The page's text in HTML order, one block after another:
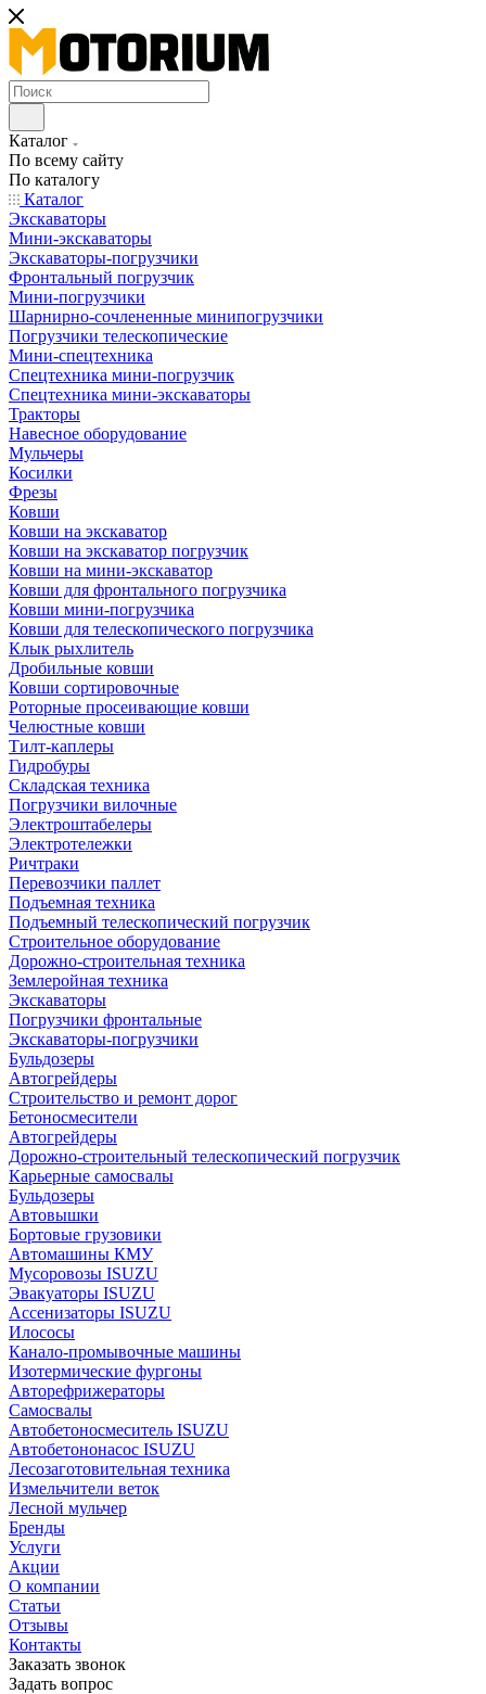
Каталог
По всему сайту
По каталогу
Каталог
Экскаваторы
Мини-экскаваторы
Экскаваторы-погрузчики
Фронтальный погрузчик
Мини-погрузчики
Шарнирно-сочлененные минипогрузчики
Погрузчики телескопические
Мини-спецтехника
Спецтехника мини-погрузчик
Спецтехника мини-экскаваторы
Тракторы
Навесное оборудование
Мульчеры
Косилки
Фрезы
Ковши
Ковши на экскаватор
Ковши на экскаватор погрузчик
Ковши на мини-экскаватор
Ковши для фронтального погрузчика
Ковши мини-погрузчика
Ковши для телескопического погрузчика
Клык рыхлитель
Дробильные ковши
Ковши сортировочные
Роторные просеивающие ковши
Челюстные ковши
Тилт-каплеры
Гидробуры
Складская техника
Погрузчики вилочные
Электроштабелеры
Электротележки
Ричтраки
Перевозчики паллет
Подъемная техника
Подъемный телескопический погрузчик
Строительное оборудование
Дорожно-строительная техника
Землеройная техника
Экскаваторы
Погрузчики фронтальные
Экскаваторы-погрузчики
Бульдозеры
Автогрейдеры
Строительство и ремонт дорог
Бетоносмесители
Автогрейдеры
Дорожно-строительный телескопический погрузчик
Карьерные самосвалы
Бульдозеры
Автовышки
Бортовые грузовики
Автомашины КМУ
Мусоровозы ISUZU
Эвакуаторы ISUZU
Ассенизаторы ISUZU
Илососы
Канало-промывочные машины
Изотермические фургоны
Авторефрижераторы
Самосвалы
Автобетоносмеситель ISUZU
Автобетононасос ISUZU
Лесозаготовительная техника
Измельчители веток
Лесной мульчер
Бренды
Услуги
Акции
О компании
Статьи
Отзывы
Контакты
Заказать звонок
Задать вопрос